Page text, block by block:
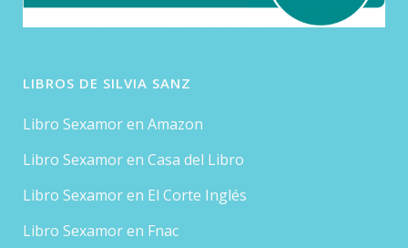
LIBROS DE SILVIA SANZ
Libro Sexamor en Amazon
Libro Sexamor en Casa del Libro
Libro Sexamor en El Corte Inglés
Libro Sexamor en Fnac